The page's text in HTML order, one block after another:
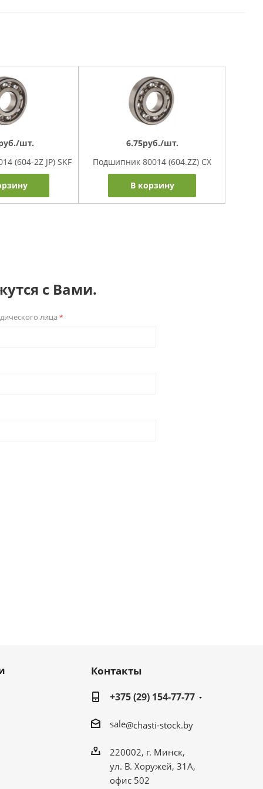
шт.
(604-2Z JP) SKF
6.75руб./шт.
Подшипник 80014 (604.ZZ) CX
В корзину
с Вами.
лица*
Контакты
+375 (29) 154-77-77
sale@chasti-stock.by
220002, г. Минск,
ул. В. Хоружей, 31А,
офис 502